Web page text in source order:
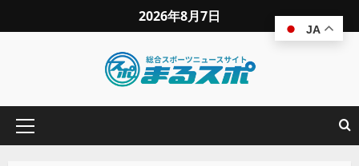
2026年8月7日
JA